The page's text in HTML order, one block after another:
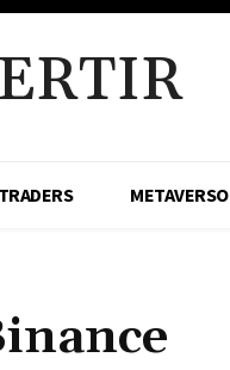
TRADERS METAVERSO